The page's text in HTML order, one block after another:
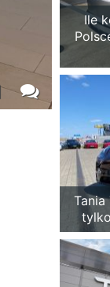
Ile
Tania